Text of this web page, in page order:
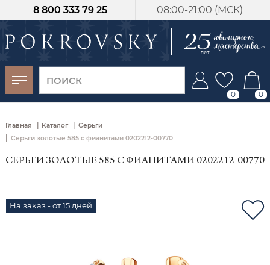
08:00-21:00 (МСК)
8 800 333 79 25
0 0
Главная | Каталог | Серьги
| Серьги золотые 585 с фианитами 0202212-00770
СЕРЬГИ ЗОЛОТЫЕ 585 С ФИАНИТАМИ 0202212-00770
На заказ - от 15 дней
-30%
от 15 дней с
момента оплаты